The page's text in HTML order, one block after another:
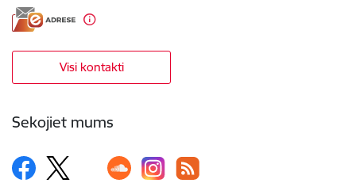
Visi kontakti
Sekojiet mums